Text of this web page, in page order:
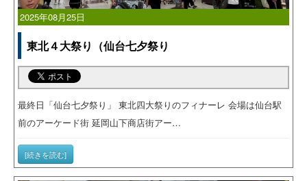
2025年08月25日
東北４大祭り（仙台七夕祭り
最終日「仙台七夕祭り」 東北四大祭りのフィナーレ 会場は仙台駅
前のアーケード街 延岡山下商店街アー…
[続きを読む]